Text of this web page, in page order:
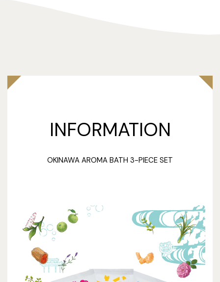
INFORMATION
OKINAWA AROMA BATH 3-PIECE SET